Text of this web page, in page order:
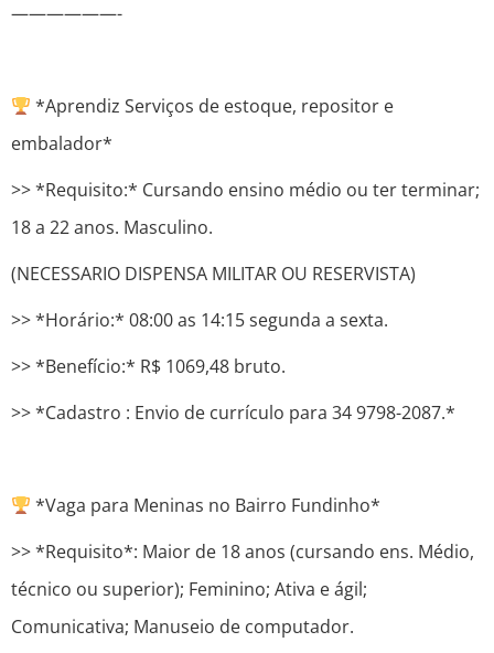
——————-
*Aprendiz Serviços de estoque, repositor e
embalador*
>> *Requisito:* Cursando ensino médio ou ter terminar;
18 a 22 anos. Masculino.
(NECESSARIO DISPENSA MILITAR OU RESERVISTA)
>> *Horário:* 08:00 as 14:15 segunda a sexta.
>> *Benefício:* R$ 1069,48 bruto.
>> *Cadastro : ​​Envio de currículo para 34 9798-2087.*
*Vaga para Meninas no Bairro Fundinho*
>> *Requisito*: Maior de 18 anos (cursando ens. Médio,
técnico ou superior); Feminino; Ativa e ágil;
Comunicativa; Manuseio de computador.